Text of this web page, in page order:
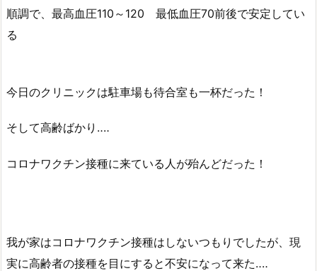
順調で、最高血圧110～120 最低血圧70前後で安定してい
る
今日のクリニックは駐車場も待合室も一杯だった！
そして高齢ばかり‥‥
コロナワクチン接種に来ている人が殆んどだった！
我が家はコロナワクチン接種はしないつもりでしたが、現
実に高齢者の接種を目にすると不安になって来た‥‥